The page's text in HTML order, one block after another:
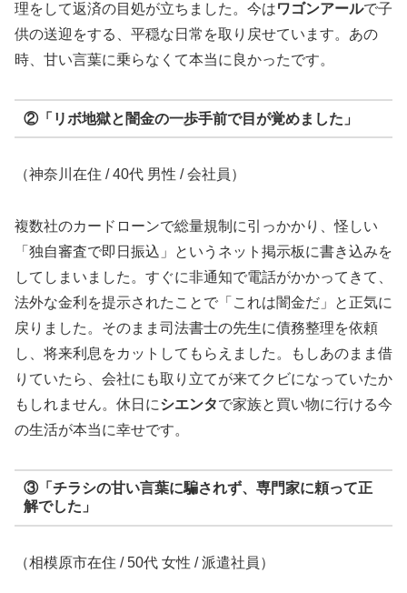
理をして返済の目処が立ちました。今はワゴンアールで子
供の送迎をする、平穏な日常を取り戻せています。あの
時、甘い言葉に乗らなくて本当に良かったです。
②「リボ地獄と闇金の一歩手前で目が覚めました」
（神奈川在住 / 40代 男性 / 会社員）
複数社のカードローンで総量規制に引っかかり、怪しい
「独自審査で即日振込」というネット掲示板に書き込みを
してしまいました。すぐに非通知で電話がかかってきて、
法外な金利を提示されたことで「これは闇金だ」と正気に
戻りました。そのまま司法書士の先生に債務整理を依頼
し、将来利息をカットしてもらえました。もしあのまま借
りていたら、会社にも取り立てが来てクビになっていたか
もしれません。休日にシエンタで家族と買い物に行ける今
の生活が本当に幸せです。
③「チラシの甘い言葉に騙されず、専門家に頼って正
解でした」
（相模原市在住 / 50代 女性 / 派遣社員）